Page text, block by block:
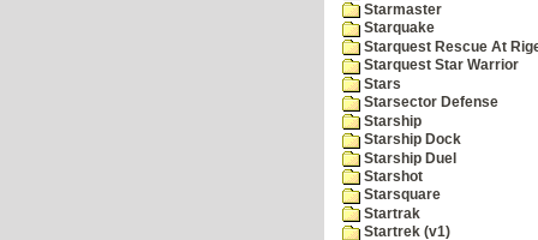
Starmaster
Starquake
Starquest Rescue At
Starquest Star Warrior
Stars
Starsector Defense
Starship
Starship Dock
Starship Duel
Starshot
Starsquare
Startrak
Startrek (v1)